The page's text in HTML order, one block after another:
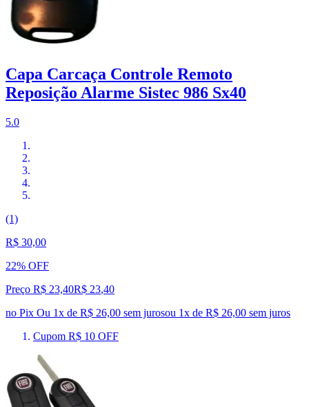
Capa Carcaça Controle Remoto
Reposição Alarme Sistec 986 Sx40
5.0
(1)
R$ 30,00
22% OFF
Preço R$ 23,40R$ 23,40
no Pix Ou 1x de R$ 26,00 sem jurosou 1x de R$ 26,00 sem juros
Cupom R$ 10 OFF